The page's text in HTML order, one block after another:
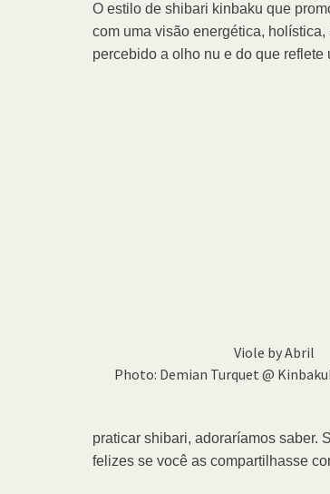
O estilo de shibari kinbaku que
com uma visão energética,
percebido a olho nu e do que reflete
Viole by Abril
Photo: Demian Turquet @
praticar shibari, adoraríamos saber.
felizes se você as compartilhasse